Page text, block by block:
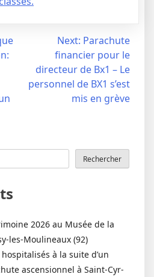
Next: Parachute
financier pour le
directeur de Bx1 – Le
personnel de BX1 s’est
mis en grève
Rechercher
2026 au Musée de la
les-Moulineaux (92)
à la suite d’un
ascensionnel à Saint-Cyr-